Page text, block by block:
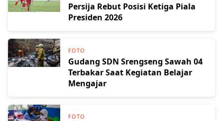
Persija Rebut Posisi Ketiga Piala
Presiden 2026
FOTO
Gudang SDN Srengseng Sawah 04
Terbakar Saat Kegiatan Belajar
Mengajar
FOTO